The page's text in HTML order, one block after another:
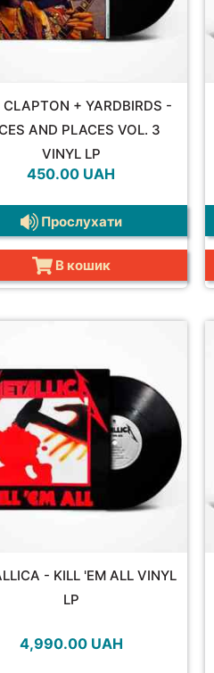
CLAPTON + YARDBIRDS -
AND PLACES VOL. 3
VINYL LP
450.00 UAH
Прослухати
В кошик
- KILL 'EM ALL VINYL
LP
4,990.00 UAH